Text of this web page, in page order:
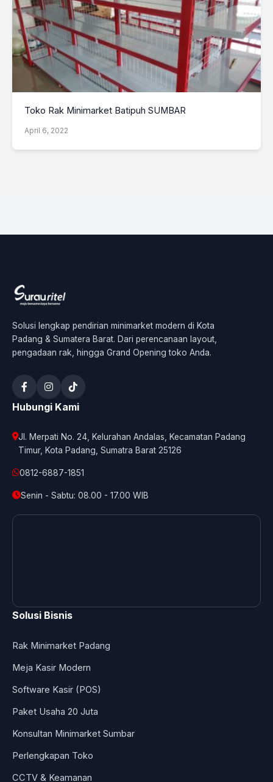
Toko Rak Minimarket Batipuh SUMBAR
April 6, 2022
Solusi lengkap pendirian minimarket modern di Kota
Padang & Sumatera Barat. Dari perencanaan layout,
pengadaan rak, hingga Grand Opening toko Anda.
Hubungi Kami
Jl. Merpati No. 24, Kelurahan Andalas, Kecamatan Padang
Timur, Kota Padang, Sumatra Barat 25126
0812-6887-1851
Senin - Sabtu: 08.00 - 17.00 WIB
Solusi Bisnis
Rak Minimarket Padang
Meja Kasir Modern
Software Kasir (POS)
Paket Usaha 20 Juta
Konsultan Minimarket Sumbar
Perlengkapan Toko
CCTV & Keamanan